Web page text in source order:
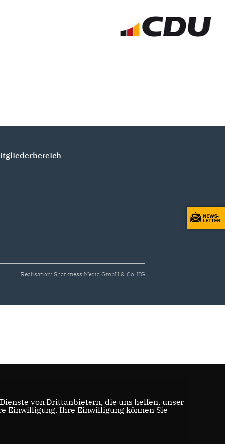
Realisation: Sharkness Media GmbH & Co. KG
von Drittanbietern, die uns helfen, unser
Einwilligung. Ihre Einwilligung können Sie